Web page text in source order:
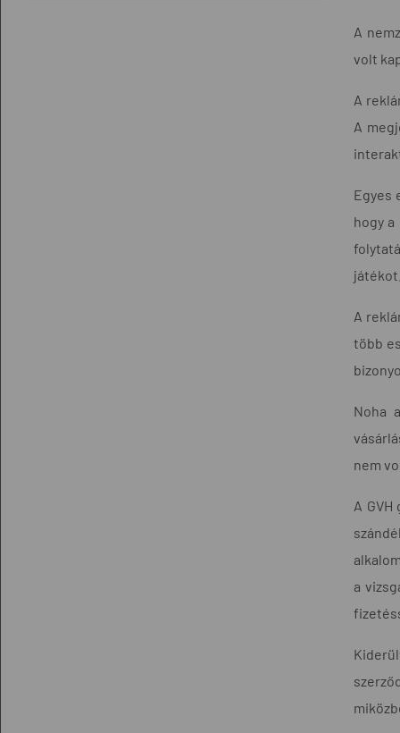
A
volt
A
A
Egyes
hogy
játékot.
A
több
Noha
nem
A
a